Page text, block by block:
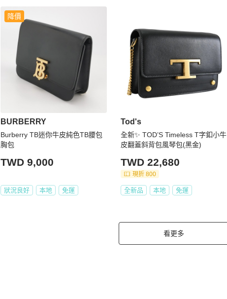
降價
BURBERRY
Burberry TB迷你牛皮純色TB腰包
胸包
TWD 9,000
狀況良好 本地 免運
Tod's
全新✨ TOD’S Timeless T字釦小牛
皮翻蓋斜背包風琴包(黑金)
TWD 22,680
現折 800
全新品 本地 免運
看更多